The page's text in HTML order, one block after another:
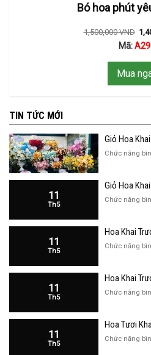
Bó hoa phút
1,500,000VND
Mã:
Mua
TIN TỨC MỚI
Giỏ Hoa
Chức năng
11
Th5
Giỏ Hoa
Chức năng
11
Th5
Hoa Khai
Chức năng
11
Th5
Hoa Khai
Chức năng
11
Th5
Hoa Tươi
Chức năng